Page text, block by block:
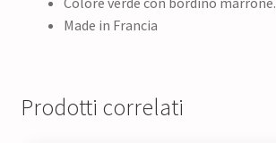
Made in Francia
Prodotti correlati